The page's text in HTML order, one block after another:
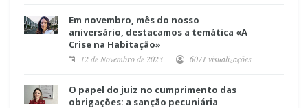
Em novembro, mês do nosso
aniversário, destacamos a temática «A
Crise na Habitação»
12 de Novembro de 2023 6071 visualizações
O papel do juiz no cumprimento das
obrigações: a sanção pecuniária